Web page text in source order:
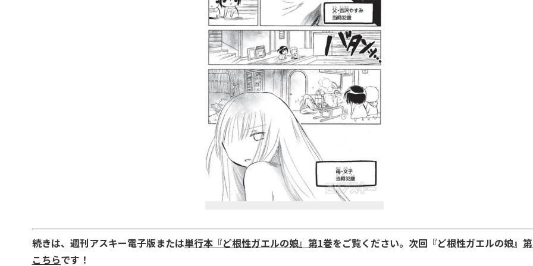
続きは、週刊アスキー電子版または単行本『ど根性ガエルの娘』第1巻をご覧ください。次回『ど根性ガエルの娘』
こちらです！